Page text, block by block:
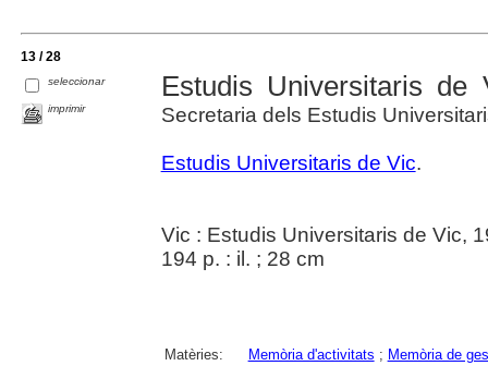
13 / 28
seleccionar
imprimir
Estudis Universitaris
Secretaria dels Estudis
Estudis Universitaris de Vic.
Vic : Estudis Universitaris de Vic,
194 p. : il. ; 28 cm
Matèries: Memòria d'activitats ; Memòria de